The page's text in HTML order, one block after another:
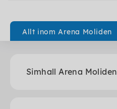
Allt inom Arena Moliden
Simhall Arena Moliden